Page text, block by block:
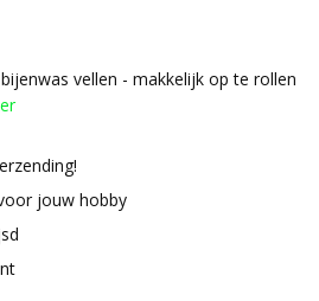
vellen - makkelijk op te rollen
jouw hobby